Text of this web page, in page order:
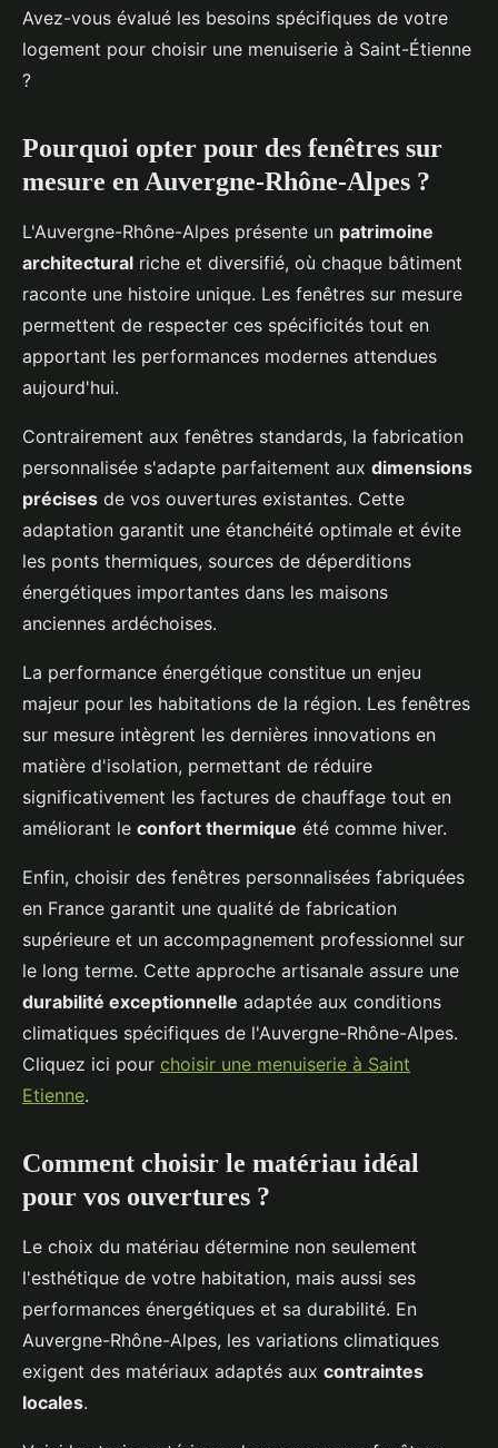
Avez-vous évalué les besoins spécifiques de votre
logement pour choisir une menuiserie à Saint-Étienne
?
Pourquoi opter pour des fenêtres sur
mesure en Auvergne-Rhône-Alpes ?
L'Auvergne-Rhône-Alpes présente un patrimoine
architectural riche et diversifié, où chaque bâtiment
raconte une histoire unique. Les fenêtres sur mesure
permettent de respecter ces spécificités tout en
apportant les performances modernes attendues
aujourd'hui.
Contrairement aux fenêtres standards, la fabrication
personnalisée s'adapte parfaitement aux dimensions
précises de vos ouvertures existantes. Cette
adaptation garantit une étanchéité optimale et évite
les ponts thermiques, sources de déperditions
énergétiques importantes dans les maisons
anciennes ardéchoises.
La performance énergétique constitue un enjeu
majeur pour les habitations de la région. Les fenêtres
sur mesure intègrent les dernières innovations en
matière d'isolation, permettant de réduire
significativement les factures de chauffage tout en
améliorant le confort thermique été comme hiver.
Enfin, choisir des fenêtres personnalisées fabriquées
en France garantit une qualité de fabrication
supérieure et un accompagnement professionnel sur
le long terme. Cette approche artisanale assure une
durabilité exceptionnelle adaptée aux conditions
climatiques spécifiques de l'Auvergne-Rhône-Alpes.
Cliquez ici pour choisir une menuiserie à Saint
Etienne.
Comment choisir le matériau idéal
pour vos ouvertures ?
Le choix du matériau détermine non seulement
l'esthétique de votre habitation, mais aussi ses
performances énergétiques et sa durabilité. En
Auvergne-Rhône-Alpes, les variations climatiques
exigent des matériaux adaptés aux contraintes
locales.